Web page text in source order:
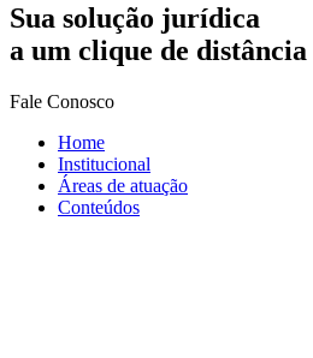
Sua solução jurídica
a um clique de distância
Fale Conosco
Home
Institucional
Áreas de atuação
Conteúdos